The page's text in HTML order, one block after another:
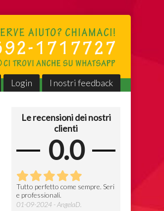
Login I nostri feedback
Le recensioni dei nostri
clienti
0.0
Tutto perfetto come sempre. Seri
e professionali.
01-09-2024 - AngelaD.